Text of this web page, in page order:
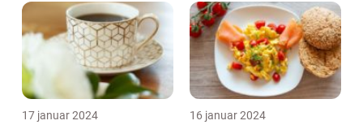
17 januar 2024 16 januar 2024